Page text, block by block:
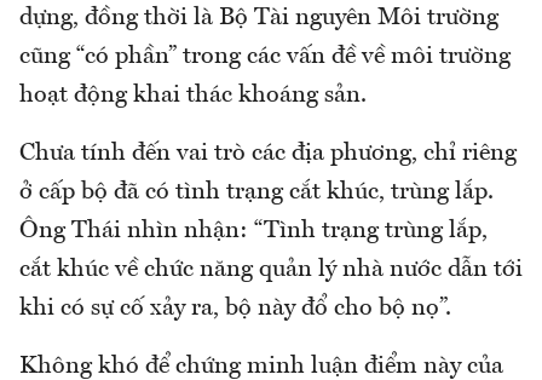
dựng, đồng thời là Bộ Tài nguyên Môi trường
cũng “có phần” trong các vấn đề về môi trường
hoạt động khai thác khoáng sản.
Chưa tính đến vai trò các địa phương, chỉ riêng
ở cấp bộ đã có tình trạng cắt khúc, trùng lắp.
Ông Thái nhìn nhận: “Tình trạng trùng lắp,
cắt khúc về chức năng quản lý nhà nước dẫn tới
khi có sự cố xảy ra, bộ này đổ cho bộ nọ”.
Không khó để chứng minh luận điểm này của